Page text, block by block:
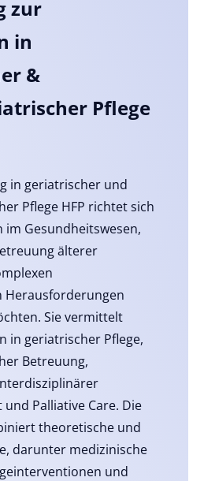
zur
in
&
Pflege
in geriatrischer und
Pflege HFP richtet sich
im Gesundheitswesen,
älterer
Herausforderungen
Sie vermittelt
in geriatrischer Pflege,
Betreuung,
Palliative Care. Die
theoretische und
darunter medizinische
und